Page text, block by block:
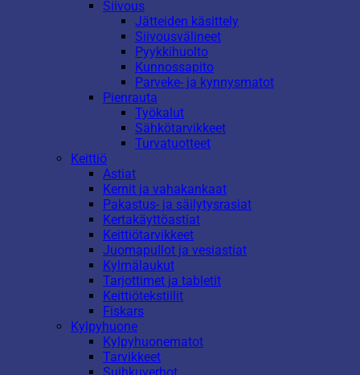
Siivous
Jätteiden käsittely
Siivousvälineet
Pyykkihuolto
Kunnossapito
Parveke- ja kynnysmatot
Pienrauta
Työkalut
Sähkötarvikkeet
Turvatuotteet
Keittiö
Astiat
Kernit ja vahakankaat
Pakastus- ja säilytysrasiat
Kertakäyttöastiat
Keittiötarvikkeet
Juomapullot ja vesiastiat
Kylmälaukut
Tarjottimet ja tabletit
Keittiötekstiilit
Fiskars
Kylpyhuone
Kylpyhuonematot
Tarvikkeet
Suihkuverhot